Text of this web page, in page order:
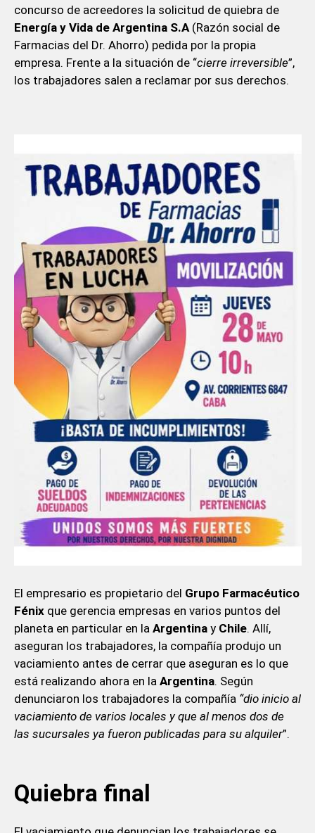
concurso de acreedores la solicitud de quiebra de
Energía y Vida de Argentina S.A (Razón social de
Farmacias del Dr. Ahorro) pedida por la propia
empresa. Frente a la situación de “cierre irreversible”,
los trabajadores salen a reclamar por sus derechos.
El empresario es propietario del Grupo Farmacéutico
Fénixque gerencia empresas en varios puntos del
planeta en particular en la Argentinay Chile. Allí,
aseguran los trabajadores, la compañía produjo un
vaciamiento antes de cerrar que aseguran es lo que
está realizando ahora en la Argentina. Según
denunciaron los trabajadores la compañía “dio inicio al
vaciamiento de varios locales y que al menos dos de
las sucursales ya fueron publicadas para su alquiler”.
Quiebra final